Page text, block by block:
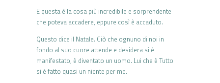
E questa è la cosa più incredibile e sorprendente
che poteva accadere, eppure così è accaduto.
Questo dice il Natale. Ciò che ognuno di noi in
fondo al suo cuore attende e desidera si è
manifestato, è diventato un uomo. Lui che è Tutto
si è fatto quasi un niente per me.